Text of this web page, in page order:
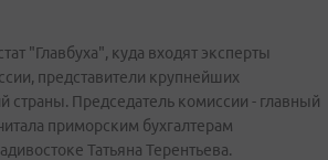
"Главбуха", куда входят эксперты
представители крупнейших
страны. Председатель комиссии - главный
приморским бухгалтерам
Татьяна Терентьева.